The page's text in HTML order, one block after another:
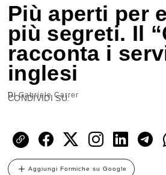
Più aperti per
più segreti. Il
racconta i
inglesi
DiGabriele Carrer
CONDIVIDI SU:
Aggiungi Formiche su Google